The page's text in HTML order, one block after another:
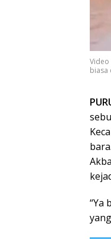
Video
biasa
bara.
“Ya